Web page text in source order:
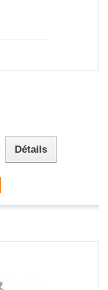
Détails